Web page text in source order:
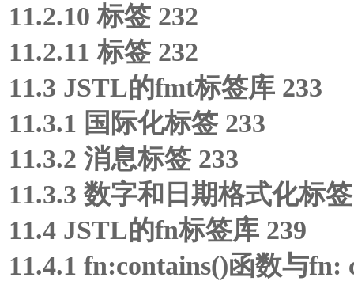
11.2.10标签 232
11.2.11标签 232
11.3 JSTL的fmt标签库 233
11.3.1 国际化标签 233
11.3.2 消息标签 233
11.3.3 数字和日期格式化标
11.4 JSTL的fn标签库 239
11.4.1 fn:contains()函数与fn: